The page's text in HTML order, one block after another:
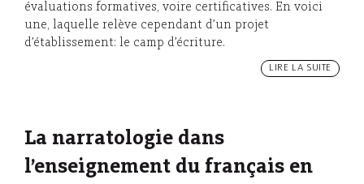
évaluations formatives, voire certificatives. En voici
une, laquelle relève cependant d’un projet
d’établissement: le camp d’écriture.
LIRE LA SUITE
La narratologie dans
l’enseignement du français en